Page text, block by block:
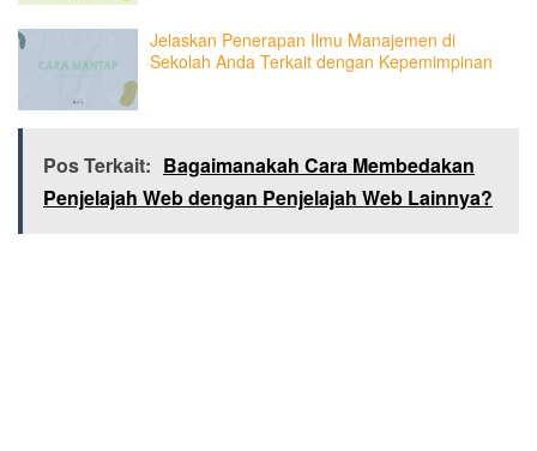
Jelaskan Penerapan Ilmu Manajemen di
Sekolah Anda Terkait dengan Kepemimpinan
Pos Terkait: Bagaimanakah Cara Membedakan
Penjelajah Web dengan Penjelajah Web Lainnya?